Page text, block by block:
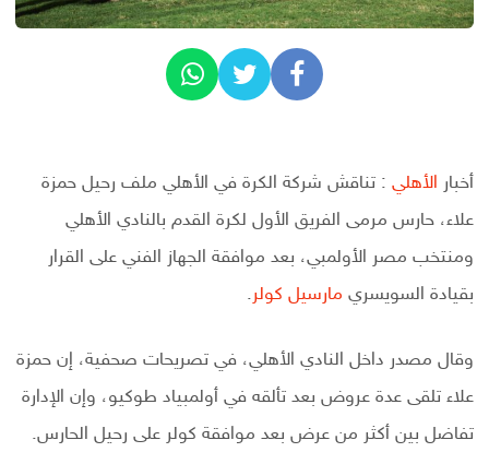
أخبار الأهلي : تناقش شركة الكرة في الأهلي ملف رحيل حمزة
علاء، حارس مرمى الفريق الأول لكرة القدم بالنادي الأهلي
ومنتخب مصر الأولمبي، بعد موافقة الجهاز الفني على القرار
بقيادة السويسري مارسيل كولر.
وقال مصدر داخل النادي الأهلي، في تصريحات صحفية، إن حمزة
علاء تلقى عدة عروض بعد تألقه في أولمبياد طوكيو، وإن الإدارة
تفاضل بين أكثر من عرض بعد موافقة كولر على رحيل الحارس.